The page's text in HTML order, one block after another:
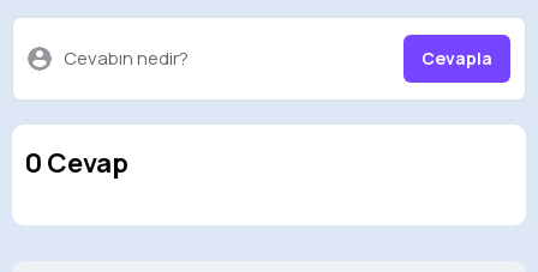
Cevabın nedir? Cevapla
0 Cevap